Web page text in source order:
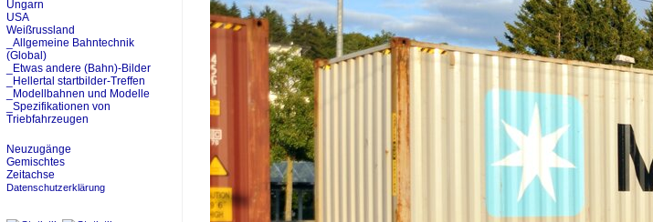
Ungarn
USA
Weißrussland
_Allgemeine Bahntechnik
(Global)
_Etwas andere (Bahn)-Bilder
_Hellertal startbilder-Treffen
_Modellbahnen und Modelle
_Spezifikationen von
Triebfahrzeugen
Neuzugänge
Gemischtes
Zeitachse
Datenschutzerklärung